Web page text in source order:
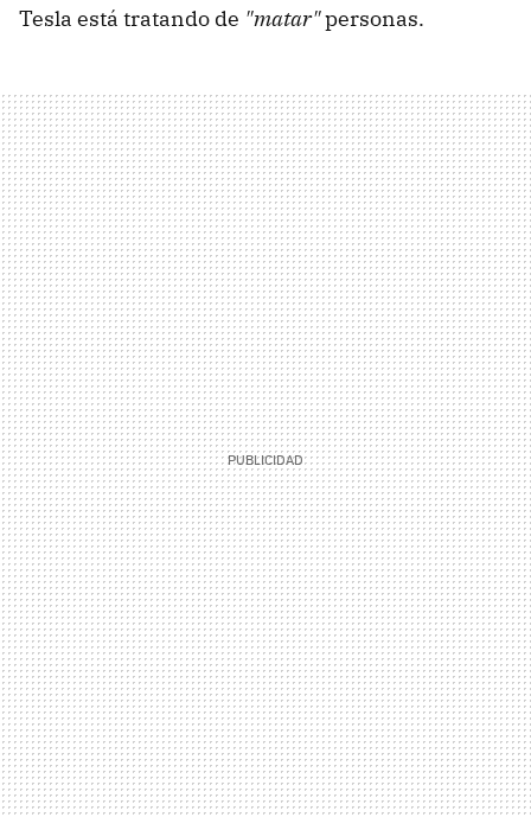
Tesla está tratando de "matar"personas.